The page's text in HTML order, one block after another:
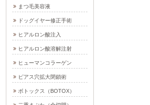
まつ毛美容液
ドッグイヤー修正手術
ヒアルロン酸注入
ヒアルロン酸溶解注射
ヒューマンコラーゲン
ピアス穴拡大閉鎖術
ボトックス（BOTOX）